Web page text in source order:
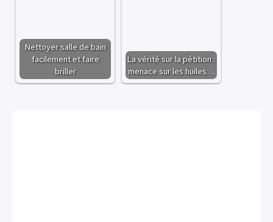
Nettoyer salle de bain
facilement et faire
briller
La vérité sur la pétition :
menace sur les huiles…